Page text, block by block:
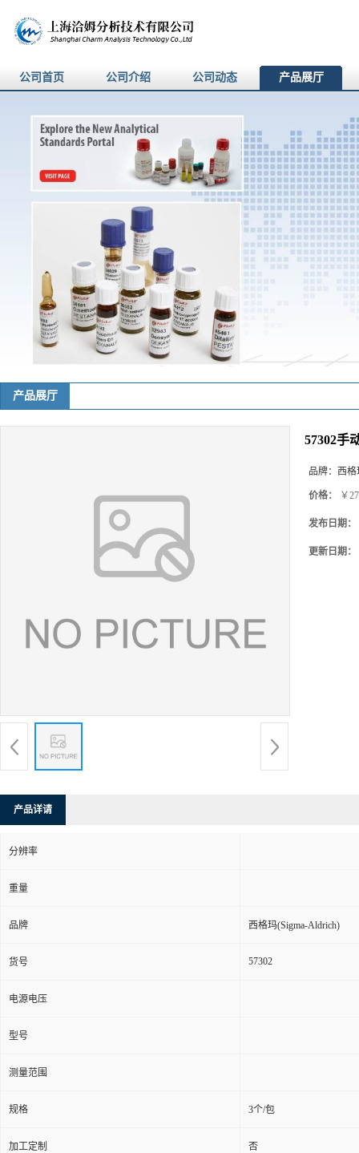
公司首页 公司介绍 公司动态 产品展厅
产品展厅
57302手
品牌： 西格
价格： ￥
发布日期：
更新日期：
产品详请
分辨率
重量
品牌 西格玛(Sigma-Aldrich)
货号 57302
电源电压
型号
测量范围
规格 3个/包
加工定制 否